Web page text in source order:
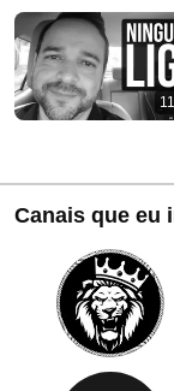
Canais que eu